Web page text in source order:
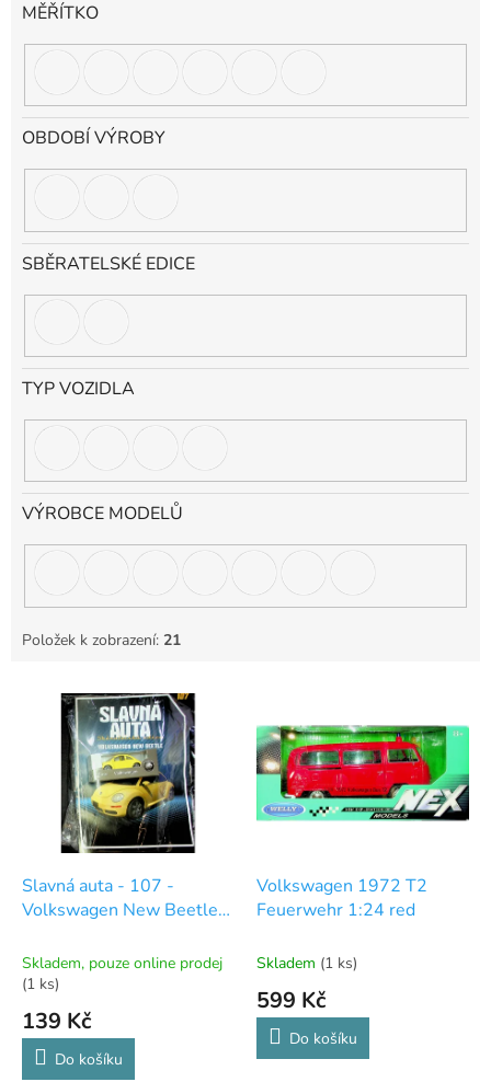
MĚŘÍTKO
OBDOBÍ VÝROBY
SBĚRATELSKÉ EDICE
TYP VOZIDLA
VÝROBCE MODELŮ
Položek k zobrazení: 21
dSlavná auta - 107 -
Volkswagen New Beetle
Skladem, pouze online prodej
(1 ks)
139 Kč
Do košíku
Volkswagen 1972 T2
Feuerwehr 1:24 red
Skladem (1 ks)
599 Kč
Do košíku